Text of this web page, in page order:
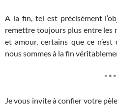
A la fin, tel est précisément
remettre toujours plus entre les
et amour, certains que ce
nous sommes à la fin
* * *
Je vous invite à confier votre